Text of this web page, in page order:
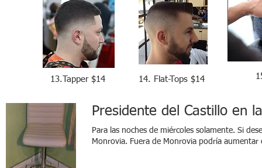
Presidente del Castillo en
Para las noches de miércoles solamente. Si
Monrovia. Fuera de Monrovia podría
13.Tapper $14 14. Flat-Tops $14